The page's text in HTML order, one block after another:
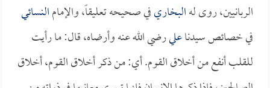
الربانيين، روى لهالبخاريفي صحيحه تعليقاً، والإمامالنسائي
في خصائص سيدناعليرضي الله عنه وأرضاه، قال: ما رأيت
للقلب أنفع من أخلاق القوم. أي: من ذكر أخلاق القوم، أخلاق